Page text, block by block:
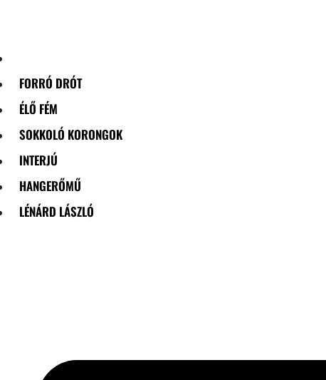
FORRÓ DRÓT
ÉLŐ FÉM
SOKKOLÓ KORONGOK
INTERJÚ
HANGERŐMŰ
LÉNÁRD LÁSZLÓ